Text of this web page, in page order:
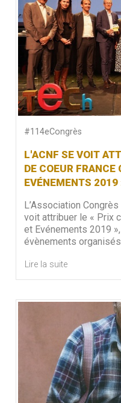
#114eCongrès
L'ACNF SE VOIT
DE COEUR FRANCE
EVÉNEMENTS 2019
L’Association
voit attribuer le « Prix
et Evénements 2019
évènements organisés
Lire la suite